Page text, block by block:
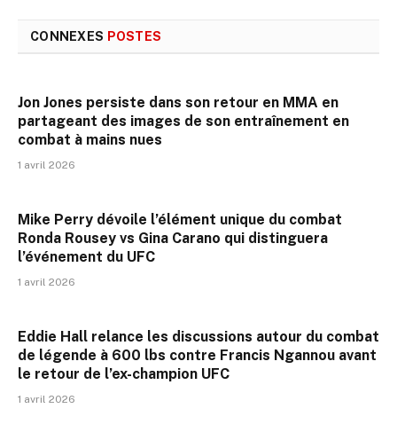
CONNEXES POSTES
Jon Jones persiste dans son retour en MMA en
partageant des images de son entraînement en
combat à mains nues
1 avril 2026
Mike Perry dévoile l’élément unique du combat
Ronda Rousey vs Gina Carano qui distinguera
l’événement du UFC
1 avril 2026
Eddie Hall relance les discussions autour du combat
de légende à 600 lbs contre Francis Ngannou avant
le retour de l’ex-champion UFC
1 avril 2026